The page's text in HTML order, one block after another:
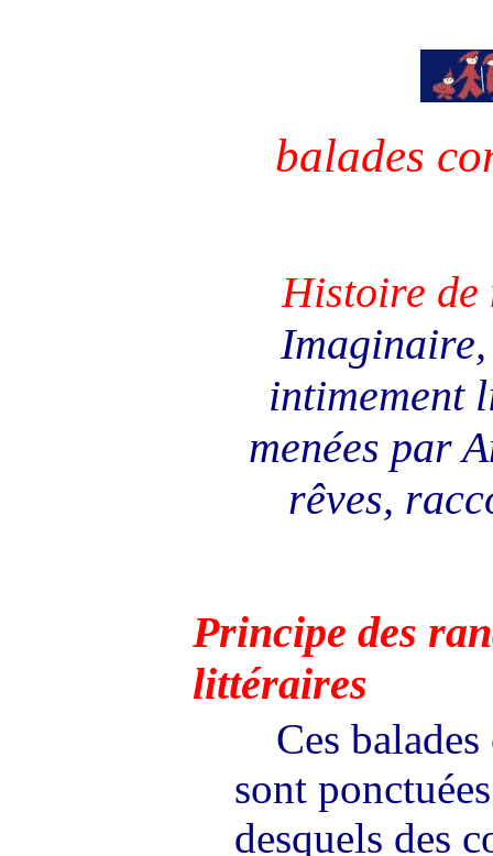
balades
Histoire de
intimement
menées par
rêves,
Principe des
littéraires
Ces
sont
desquels des